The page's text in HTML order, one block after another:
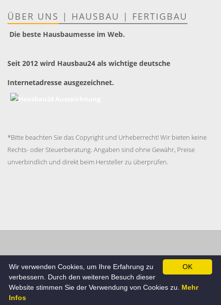
ÜBER UNS | HAUSBAU | FERTIGBAU
Die beste Hausbaumesse im Web.
Seit 2012 wird Hausbau24 als wichtige deutsche
Internetadresse ausgezeichnet.
*Bitte beachten Sie das Copyright und Urheberrecht! Wir bieten keine
Rechts- oder Steuerberatung. Angaben sind ohne Gewähr, Preise
unverbindlich und direkt beim Hersteller zu überprüfen.
AGB
Cookie
Richtlinie
© Hausbau24.de , Alle Rechte beim Betreiber.
OK
Wir verwenden Cookies, um Ihre Erfahrung zu
verbessern. Durch den weiteren Besuch dieser
Website stimmen Sie der Verwendung von Cookies zu. Mehr
Infos